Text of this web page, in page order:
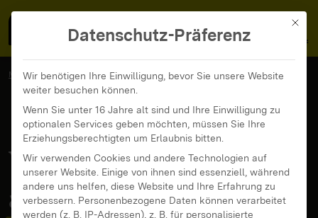
MENÜ
MedienFokus BW ...
Veranstaltungen
Wenn Wut und Angst am Steuer sind: Wie Emotionen Politik
Wenn Wut und Angst
am Steuer sind:Wie
Mit
Datenschutz-Präferenz
Wir benötigen Ihre Einwilligung, bevor Sie unsere Website
weiter besuchen können.
Wenn Sie unter 16 Jahre alt sind und Ihre Einwilligung zu
optionalen Services geben möchten, müssen Sie Ihre
Erziehungsberechtigten um Erlaubnis bitten.
Wir verwenden Cookies und andere Technologien auf
unserer Website. Einige von ihnen sind essenziell, während
andere uns helfen, diese Website und Ihre Erfahrung zu
verbessern. Personenbezogene Daten können verarbeitet
werden (z. B. IP-Adressen), z. B. für personalisierte